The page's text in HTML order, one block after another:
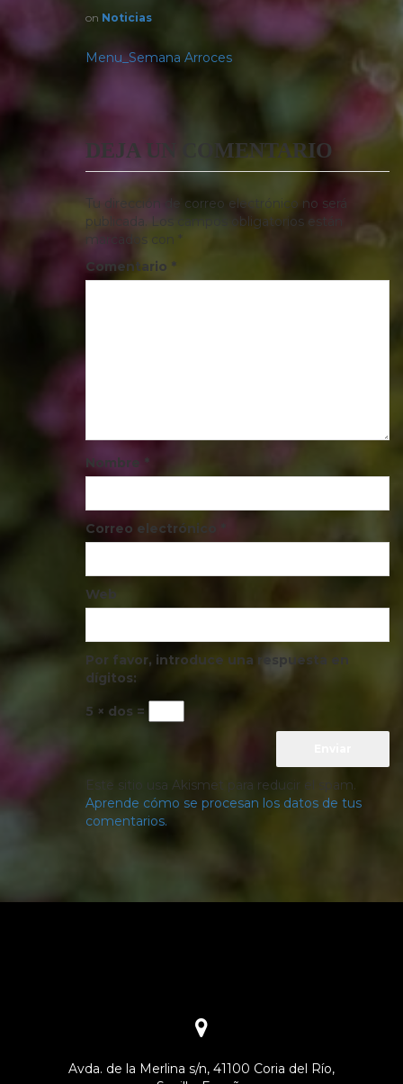
on Noticias
Menu_Semana Arroces
DEJA UN COMENTARIO
Tu dirección de correo electrónico no será
publicada. Los campos obligatorios están
marcados con *
Comentario *
Nombre *
Correo electrónico
Web
Por favor, introduce una respuesta en
dígitos:
5 × dos =
Este sitio usa Akismet para reducir el spam.
Aprende cómo se procesan los datos de tus
comentarios.
Avda. de la Merlina s/n, 41100 Coria del Río,